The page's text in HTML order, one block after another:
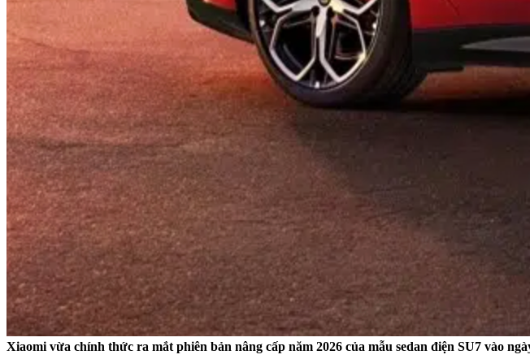
Xiaomi vừa chính thức ra mắt phiên bản nâng cấp năm 2026 của mẫu sedan điện SU7 vào